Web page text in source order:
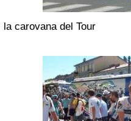
la carovana del Tour